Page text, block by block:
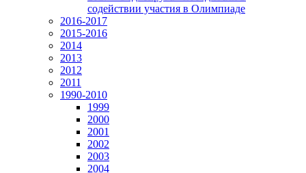
содействии участия в Олимпиаде
2016-2017
2015-2016
2014
2013
2012
2011
1990-2010
1999
2000
2001
2002
2003
2004